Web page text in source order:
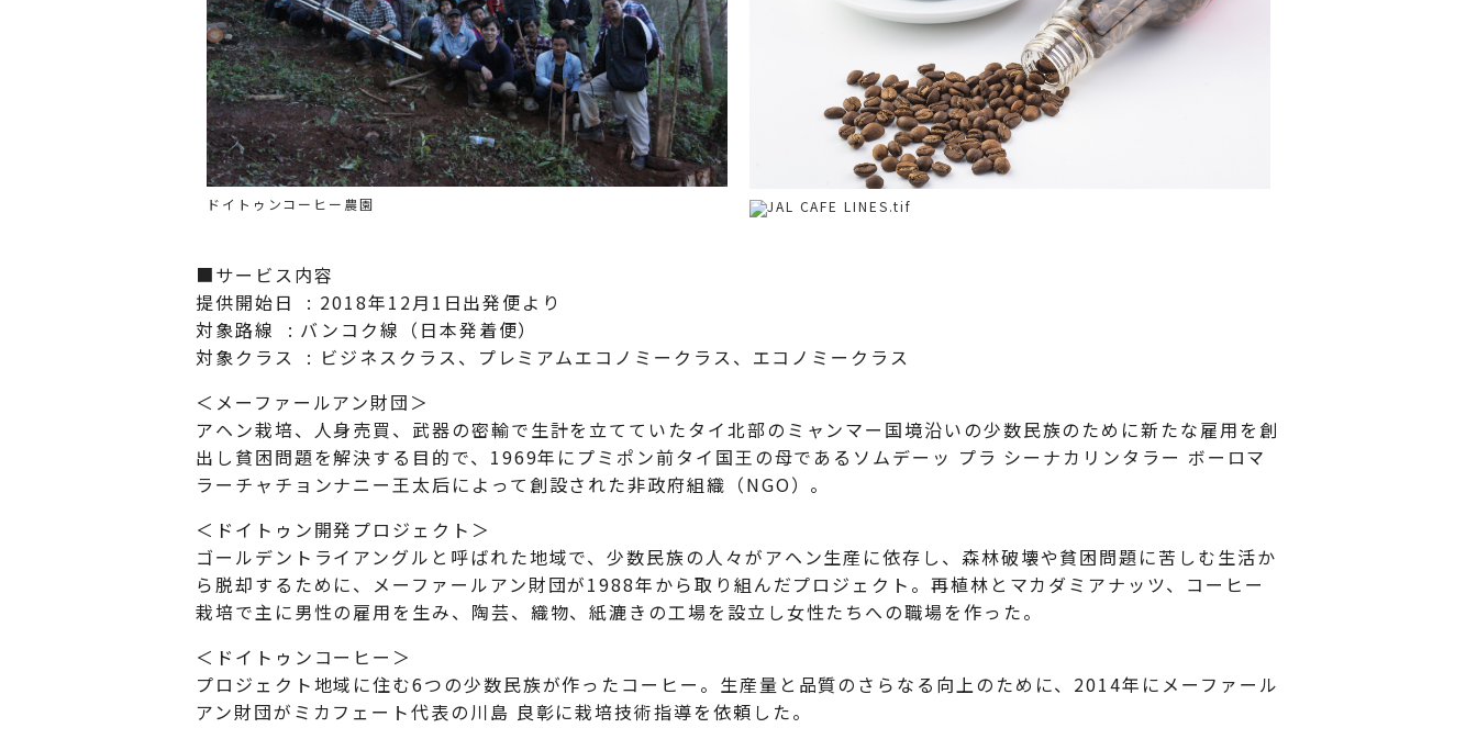
ドイトゥンコーヒー農園
■サービス内容
提供開始日 : 2018年12月1日出発便より
対象路線 : バンコク線（日本発着便）
対象クラス : ビジネスクラス、プレミアムエコノミークラス、エコノミークラス
＜メーファールアン財団＞
アヘン栽培、人身売買、武器の密輸で生計を立てていたタイ北部のミャンマー国境沿いの少数民族のために新たな雇用を創
出し貧困問題を解決する目的で、1969年にプミポン前タイ国王の母であるソムデーッ プラ シーナカリンタラー ボーロマ
ラーチャチョンナニー王太后によって創設された非政府組織（NGO）。
＜ドイトゥン開発プロジェクト＞
ゴールデントライアングルと呼ばれた地域で、少数民族の人々がアヘン生産に依存し、森林破壊や貧困問題に苦しむ生活か
ら脱却するために、メーファールアン財団が1988年から取り組んだプロジェクト。再植林とマカダミアナッツ、コーヒー
栽培で主に男性の雇用を生み、陶芸、織物、紙漉きの工場を設立し女性たちへの職場を作った。
＜ドイトゥンコーヒー＞
プロジェクト地域に住む6つの少数民族が作ったコーヒー。生産量と品質のさらなる向上のために、2014年にメーファール
アン財団がミカフェート代表の川島 良彰に栽培技術指導を依頼した。